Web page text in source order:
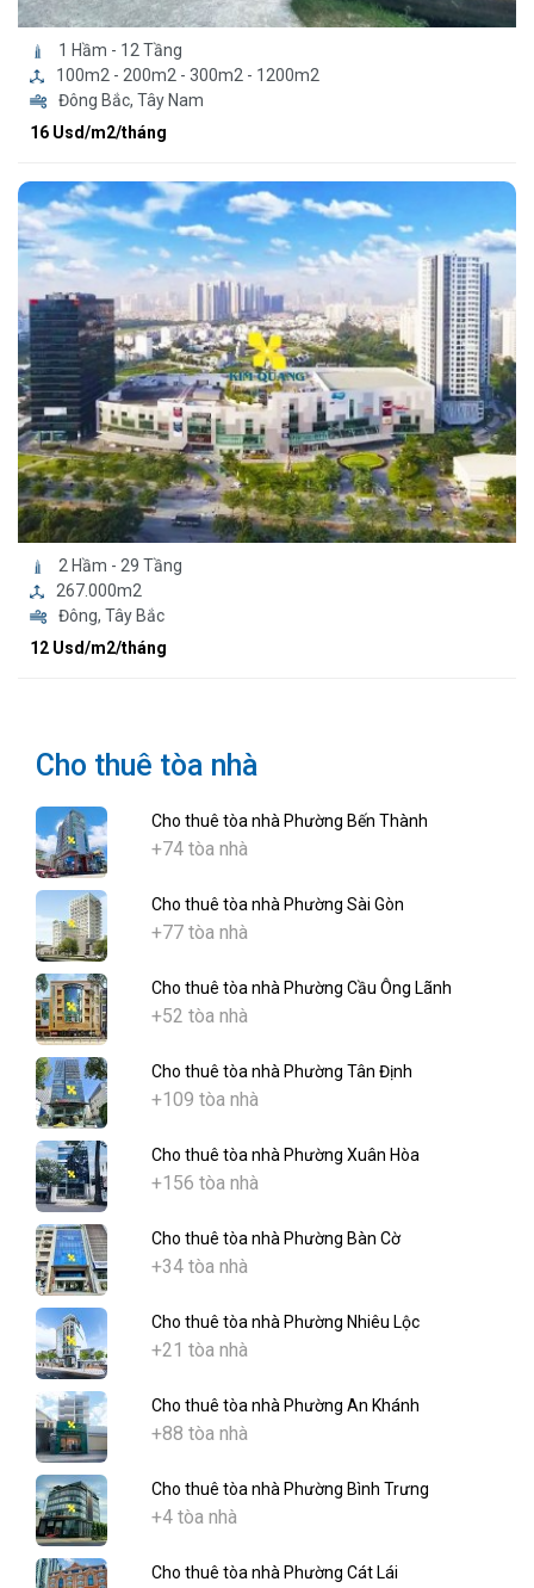
1 Hầm - 12 Tầng
100m2 - 200m2 - 300m2 - 1200m2
Đông Bắc, Tây Nam
16 Usd/m2/tháng
2 Hầm - 29 Tầng
267.000m2
Đông, Tây Bắc
12 Usd/m2/tháng
Cho thuê tòa nhà
Cho thuê tòa nhà Phường Bến Thành
+74 tòa nhà
Cho thuê tòa nhà Phường Sài Gòn
+77 tòa nhà
Cho thuê tòa nhà Phường Cầu Ông Lãnh
+52 tòa nhà
Cho thuê tòa nhà Phường Tân Định
+109 tòa nhà
Cho thuê tòa nhà Phường Xuân Hòa
+156 tòa nhà
Cho thuê tòa nhà Phường Bàn Cờ
+34 tòa nhà
Cho thuê tòa nhà Phường Nhiêu Lộc
+21 tòa nhà
Cho thuê tòa nhà Phường An Khánh
+88 tòa nhà
Cho thuê tòa nhà Phường Bình Trưng
+4 tòa nhà
Cho thuê tòa nhà Phường Cát Lái